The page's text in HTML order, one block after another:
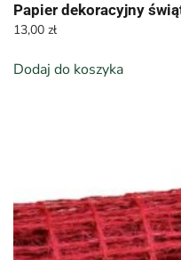
Papier dekoracyjny
13,00 zł
Dodaj do koszyka